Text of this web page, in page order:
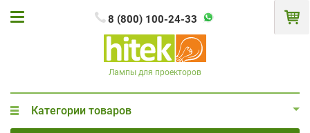
8 (800) 100-24-33
Лампы для проекторов
Категории товаров